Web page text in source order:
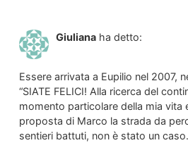
Giuliana ha detto:
Essere arrivata a Eupilio nel 2007,
“SIATE FELICI! Alla ricerca del
momento particolare della mia vita
proposta di Marco la strada da
sentieri battuti, non è stato un caso.